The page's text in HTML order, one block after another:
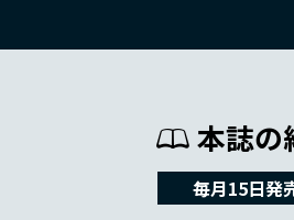
本誌の
毎月15日発